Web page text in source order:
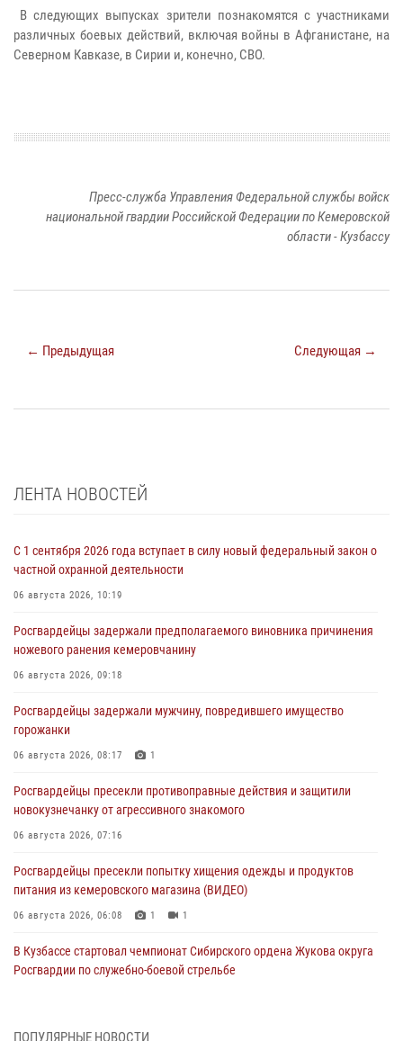
В следующих выпусках зрители познакомятся с участниками
различных боевых действий, включая войны в Афганистане, на
Северном Кавказе, в Сирии и, конечно, СВО.
Пресс-служба Управления Федеральной службы войск
национальной гвардии Российской Федерации по Кемеровской
области - Кузбассу
← Предыдущая Следующая →
ЛЕНТА НОВОСТЕЙ
С 1 сентября 2026 года вступает в силу новый федеральный закон о
частной охранной деятельности
06 августа 2026, 10:19
Росгвардейцы задержали предполагаемого виновника причинения
ножевого ранения кемеровчанину
06 августа 2026, 09:18
Росгвардейцы задержали мужчину, повредившего имущество
горожанки
06 августа 2026, 08:17 1
Росгвардейцы пресекли противоправные действия и защитили
новокузнечанку от агрессивного знакомого
06 августа 2026, 07:16
Росгвардейцы пресекли попытку хищения одежды и продуктов
питания из кемеровского магазина (ВИДЕО)
06 августа 2026, 06:08 1 1
В Кузбассе стартовал чемпионат Сибирского ордена Жукова округа
Росгвардии по служебно-боевой стрельбе
Росгвардейцы задержали в Кемерове дебошира, устроившего
ПОПУЛЯРНЫЕ НОВОСТИ